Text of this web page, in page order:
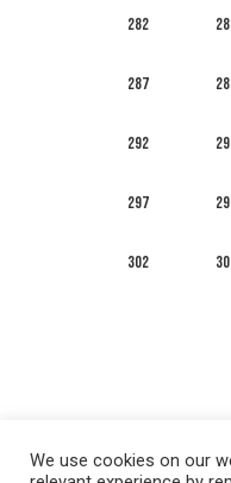
282
287
292
297
302
We use cookies on our